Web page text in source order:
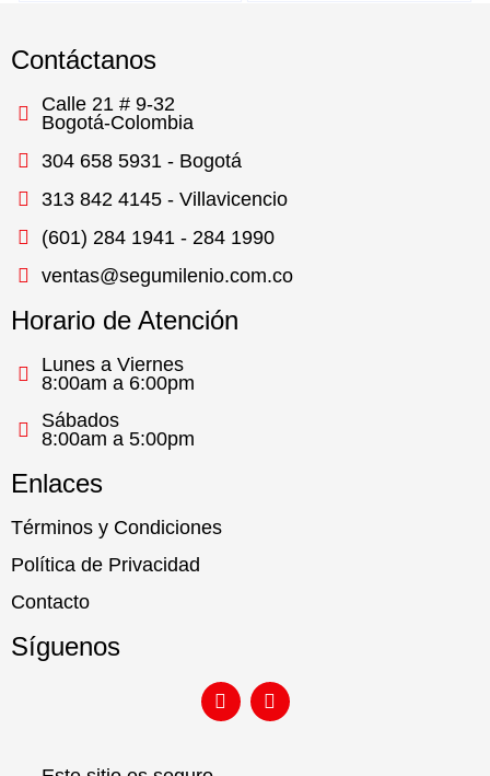
Contáctanos
Calle 21 # 9-32
Bogotá-Colombia
304 658 5931 - Bogotá
313 842 4145 - Villavicencio
(601) 284 1941 - 284 1990
ventas@segumilenio.com.co
Horario de Atención
Lunes a Viernes
8:00am a 6:00pm
Sábados
8:00am a 5:00pm
Enlaces
Términos y Condiciones
Política de Privacidad
Contacto
Síguenos